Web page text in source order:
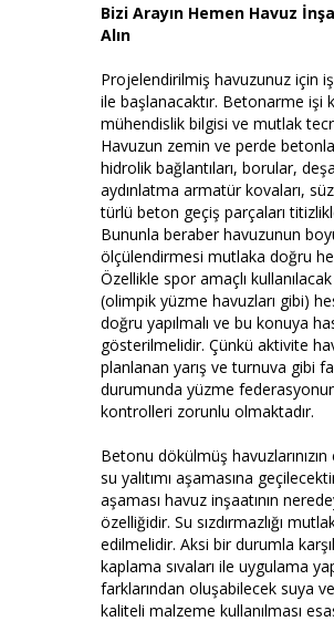
Bizi Arayın Hemen Havuz
Alın
Projelendirilmiş havuzunuz için
ile başlanacaktır. Betonarme işi
mühendislik bilgisi ve mutlak
Havuzun zemin ve perde
hidrolik bağlantıları, borular,
aydınlatma armatür kovaları,
türlü beton geçiş parçaları
Bununla beraber havuzunun
ölçülendirmesi mutlaka doğru
Özellikle spor amaçlı
(olimpik yüzme havuzları gibi)
doğru yapılmalı ve bu konuya
gösterilmelidir. Çünkü aktivite
planlanan yarış ve turnuva gibi
durumunda yüzme
kontrolleri zorunlu olmaktadır.
Betonu dökülmüş
su yalıtımı aşamasına
aşaması havuz inşaatının
özelliğidir. Su sızdırmazlığı
edilmelidir. Aksi bir durumla
kaplama sıvaları ile uygulama
farklarından oluşabilecek suya
kaliteli malzeme kullanılması